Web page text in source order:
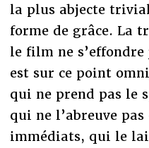
la plus abjecte
forme de grâce. La
le film ne
est sur ce point
qui ne prend pas le
qui ne l’abreuve
immédiats, qui le